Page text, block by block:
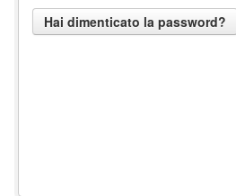
Hai dimenticato la password?